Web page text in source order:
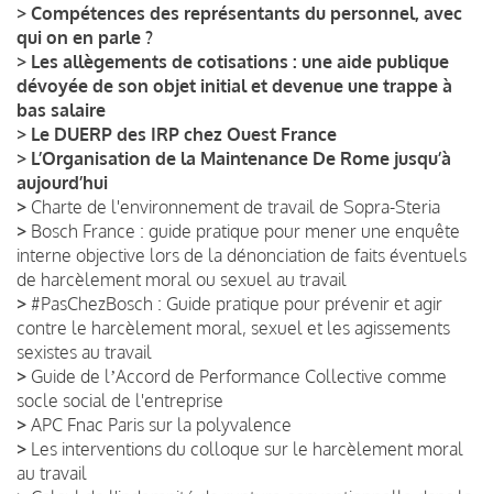
> Compétences des représentants du personnel, avec
qui on en parle ?
> Les allègements de cotisations : une aide publique
dévoyée de son objet initial et devenue une trappe à
bas salaire
> Le DUERP des IRP chez Ouest France
> L’Organisation de la Maintenance De Rome jusqu’à
aujourd’hui
> Charte de l'environnement de travail de Sopra-Steria
> Bosch France : guide pratique pour mener une enquête
interne objective lors de la dénonciation de faits éventuels
de harcèlement moral ou sexuel au travail
> #PasChezBosch : Guide pratique pour prévenir et agir
contre le harcèlement moral, sexuel et les agissements
sexistes au travail
> Guide de lʼAccord de Performance Collective comme
socle social de l'entreprise
> APC Fnac Paris sur la polyvalence
> Les interventions du colloque sur le harcèlement moral
au travail